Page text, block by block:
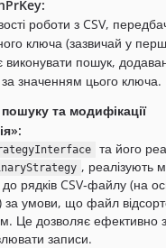
роботи з CSV,
ключа (зазвичай у
виконувати пошук,
значенням цього ключа.
та модифікації
та його
, реалізують
рядків CSV‑файлу (на
за умови, що файл
Це дозволяє ефективно
записи.